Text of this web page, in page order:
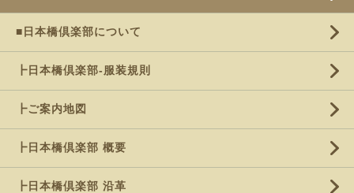
■日本橋倶楽部について
┣日本橋倶楽部-服装規則
┣ご案内地図
┣日本橋倶楽部 概要
┣日本橋倶楽部 沿革